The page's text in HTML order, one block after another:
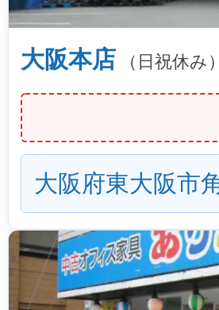
大阪本店 （日祝休み）
大阪府東大阪市